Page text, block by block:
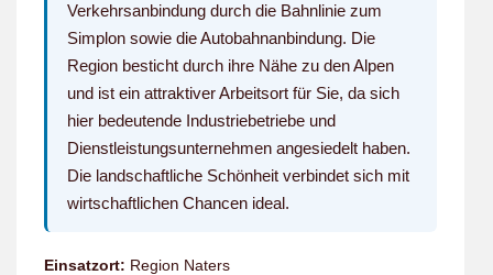
Verkehrsanbindung durch die Bahnlinie zum
Simplon sowie die Autobahnanbindung. Die
Region besticht durch ihre Nähe zu den Alpen
und ist ein attraktiver Arbeitsort für Sie, da sich
hier bedeutende Industriebetriebe und
Dienstleistungsunternehmen angesiedelt haben.
Die landschaftliche Schönheit verbindet sich mit
wirtschaftlichen Chancen ideal.
Einsatzort: Region Naters